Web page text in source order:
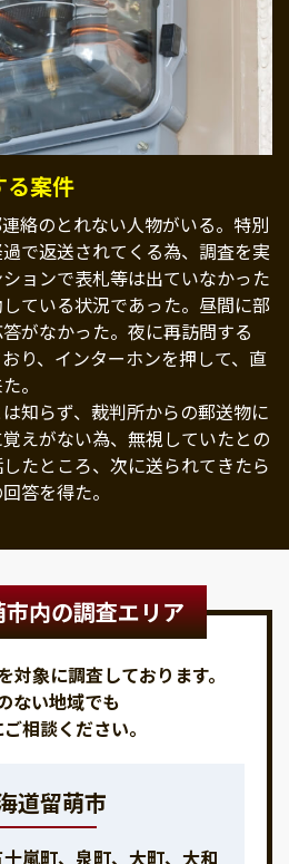
る案件
絡のとれない人物がいる。特別
で返送されてくる為、調査を実
ョンで表札等は出ていなかった
ている状況であった。昼間に部
がなかった。夜に再訪問する
り、インターホンを押して、直
。
知らず、裁判所からの郵送物に
えがない為、無視していたとの
たところ、次に送られてきたら
答を得た。
内の調査エリア
対象に調査しております。
ない地域でも
相談ください。
道留萌市
嵐町、泉町、大町、大和